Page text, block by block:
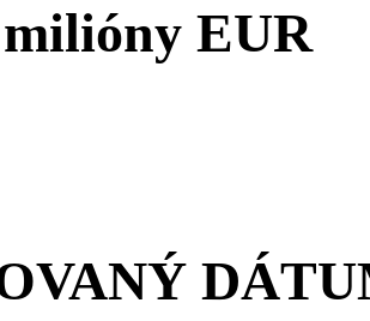
EUR